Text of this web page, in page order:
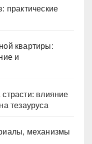
практические
квартиры:
и
влияние
тезауруса
механизмы